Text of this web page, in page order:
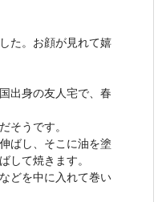
た。お顔が見れて嬉
出身の友人宅で、春
そうです。
ばし、そこに油を塗
して焼きます。
どを中に入れて巻い